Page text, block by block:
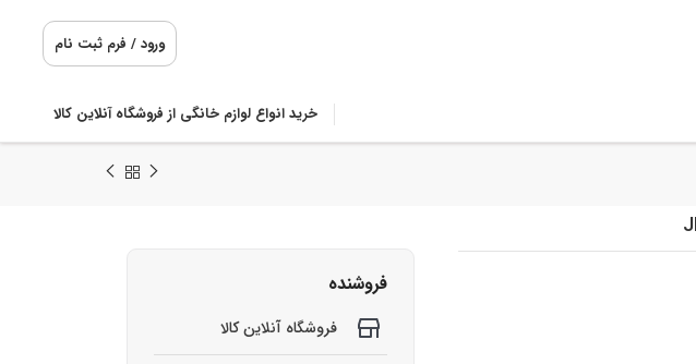
ورود / فرم ثبت نام
خرید انواع لوازم خانگی از فروشگاه آنلاین کالا
فروشنده
فروشگاه آنلاین کالا